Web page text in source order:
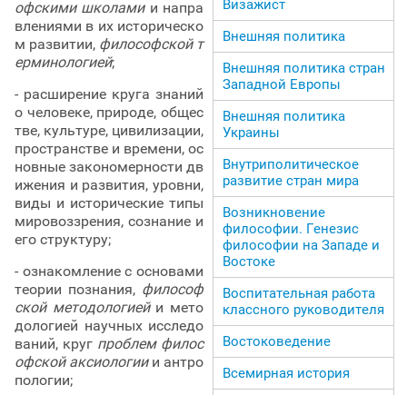
офскими школамии напра
влениями в их историческо
м развитии, философской т
ерминологией;
- расширение круга знаний
о человеке, природе, общес
тве, культуре, цивилизации,
пространстве и времени, ос
новные закономерности дв
ижения и развития, уровни,
виды и исторические типы
мировоззрения, сознание и
его структуру;
- ознакомление с основами
теории познания, философ
ской методологиейи мето
дологией научных исследо
ваний, круг проблем филос
офской аксиологиии антро
пологии;
Визажист
Внешняя политика
Внешняя политика стран
Западной Европы
Внешняя политика
Украины
Внутриполитическое
развитие стран мира
Возникновение
философии. Генезис
философии на Западе и
Востоке
Воспитательная работа
классного руководителя
Востоковедение
Всемирная история